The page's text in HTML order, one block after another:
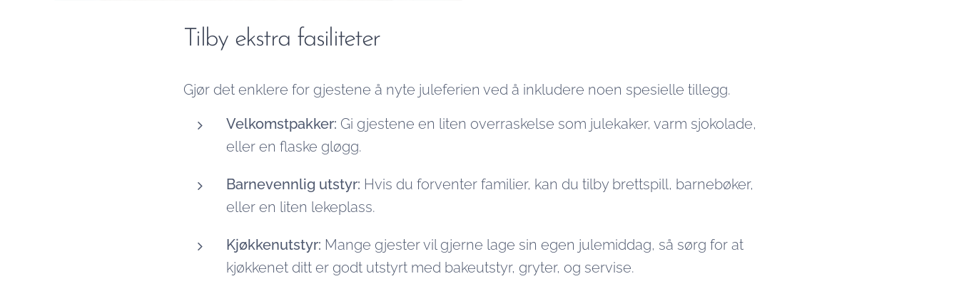
Tilby ekstra fasiliteter
Gjør det enklere for gjestene å nyte juleferien ved å inkludere noen spesielle tillegg.
Velkomstpakker: Gi gjestene en liten overraskelse som julekaker, varm sjokolade,
eller en flaske gløgg.
Barnevennlig utstyr: Hvis du forventer familier, kan du tilby brettspill, barnebøker,
eller en liten lekeplass.
Kjøkkenutstyr: Mange gjester vil gjerne lage sin egen julemiddag, så sørg for at
kjøkkenet ditt er godt utstyrt med bakeutstyr, gryter, og servise.